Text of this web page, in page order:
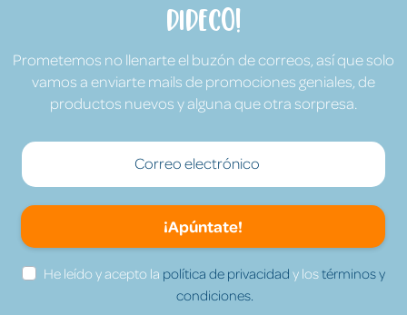
Dideco!
Prometemos no llenarte el buzón de correos, así que solo
vamos a enviarte mails de promociones geniales, de
productos nuevos y alguna que otra sorpresa.
¡Apúntate!
He leído y acepto la política de privacidad y lostérminos y
condiciones.